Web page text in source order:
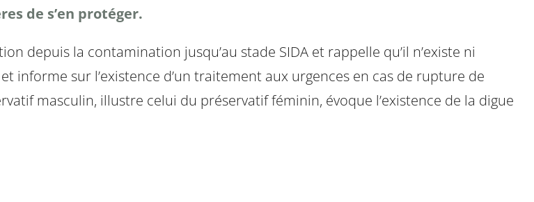
de s’en protéger.
depuis la contamination jusqu’au stade SIDA et rappelle qu’il n’existe ni
informe sur l’existence d’un traitement aux urgences en cas de rupture de
masculin, illustre celui du préservatif féminin, évoque l’existence de la digue